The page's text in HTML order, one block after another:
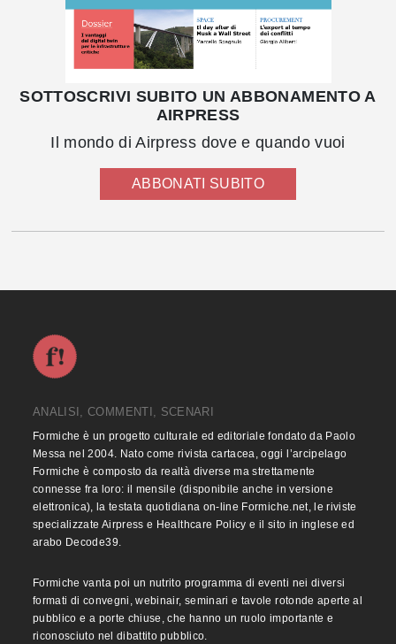
SOTTOSCRIVI SUBITO UN ABBONAMENTO A
AIRPRESS
Il mondo di Airpress dove e quando vuoi
ABBONATI SUBITO
ANALISI, COMMENTI, SCENARI
Formiche è un progetto culturale ed editoriale fondato da Paolo
Messa nel 2004. Nato come rivista cartacea, oggi l’arcipelago
Formiche è composto da realtà diverse ma strettamente
connesse fra loro: il mensile (disponibile anche in versione
elettronica), la testata quotidiana on-line Formiche.net, le riviste
specializzate Airpress e Healthcare Policy e il sito in inglese ed
arabo Decode39.
Formiche vanta poi un nutrito programma di eventi nei diversi
formati di convegni, webinair, seminari e tavole rotonde aperte al
pubblico e a porte chiuse, che hanno un ruolo importante e
riconosciuto nel dibattito pubblico.